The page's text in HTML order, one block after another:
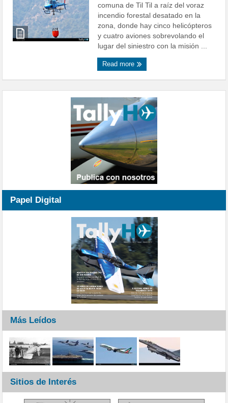
comuna de Til Til a raíz del voraz
incendio forestal desatado en la
zona, donde hay cinco helicópteros
y cuatro aviones sobrevolando el
lugar del siniestro con la misión ...
Read more
Papel Digital
Más Leídos
Sitios de Interés